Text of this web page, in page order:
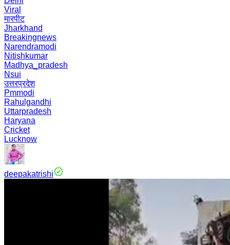
Viral
मारपीट
Jharkhand
Breakingnews
Narendramodi
Nitishkumar
Madhya_pradesh
Nsui
उत्तरप्रदेश
Pmmodi
Rahulgandhi
Uttarpradesh
Haryana
Cricket
Lucknow
deepakatrishi